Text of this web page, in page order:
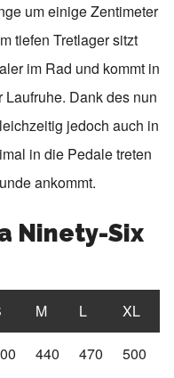
um einige Zentimeter
tiefen Tretlager sitzt
im Rad und kommt in
Dank des nun
jedoch auch in
in die Pedale treten
ankommt.
Ninety-Six
M L XL
440 470 500